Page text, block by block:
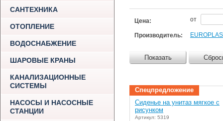
САНТЕХНИКА
ОТОПЛЕНИЕ
ВОДОСНАБЖЕНИЕ
ШАРОВЫЕ КРАНЫ
КАНАЛИЗАЦИОННЫЕ
СИСТЕМЫ
НАСОСЫ И НАСОСНЫЕ
СТАНЦИИ
Цена: от
Производитель:
Показать
Спецпредложение
Сиденье на унитаз мягкое с
рисунком
Артикул: 5319